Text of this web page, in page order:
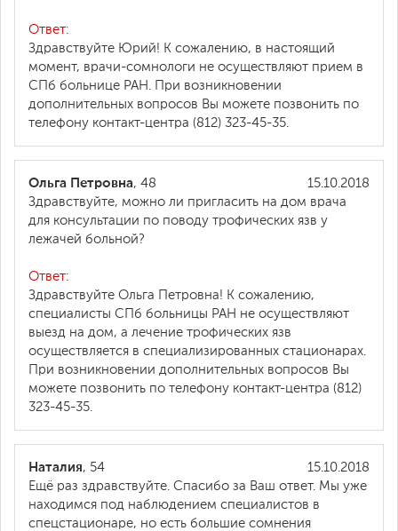
Ответ:
Здравствуйте Юрий! К сожалению, в настоящий
момент, врачи-сомнологи не осуществляют прием в
СПб больнице РАН. При возникновении
дополнительных вопросов Вы можете позвонить по
телефону контакт-центра (812) 323-45-35.
15.10.2018
Ольга Петровна, 48
Здравствуйте, можно ли пригласить на дом врача
для консультации по поводу трофических язв у
лежачей больной?
Ответ:
Здравствуйте Ольга Петровна! К сожалению,
специалисты СПб больницы РАН не осуществляют
выезд на дом, а лечение трофических язв
осуществляется в специализированных стационарах.
При возникновении дополнительных вопросов Вы
можете позвонить по телефону контакт-центра (812)
323-45-35.
15.10.2018
Наталия, 54
Ещё раз здравствуйте. Спасибо за Ваш ответ. Мы уже
находимся под наблюдением специалистов в
спецстационаре, но есть большие сомнения